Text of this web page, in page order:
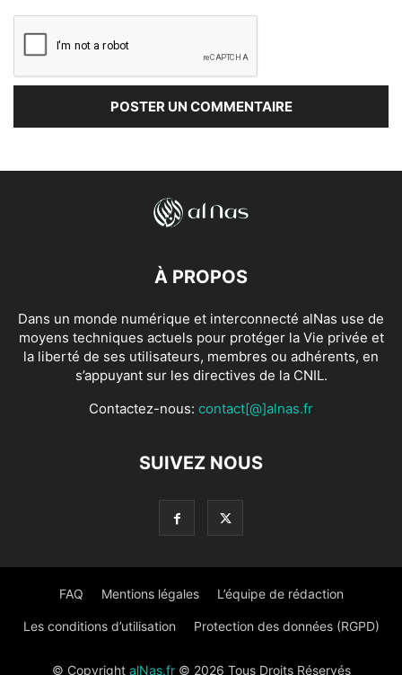
À PROPOS
Dans un monde numérique et interconnecté alNas use de
moyens techniques actuels pour protéger la Vie privée et
la liberté de ses utilisateurs, membres ou adhérents, en
s’appuyant sur les directives de la CNIL.
Contactez-nous: contact[@]alnas.fr
SUIVEZ NOUS
FAQ Mentions légales L’équipe de rédaction
Les conditions d’utilisation Protection des données (RGPD)
© Copyright alNas.fr© 2026 Tous Droits Réservés